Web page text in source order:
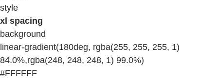
style
xl spacing
background
linear-gradient(180deg, rgba(255, 255, 255, 1)
84.0%,rgba(248, 248, 248, 1) 99.0%)
#FFFFFF